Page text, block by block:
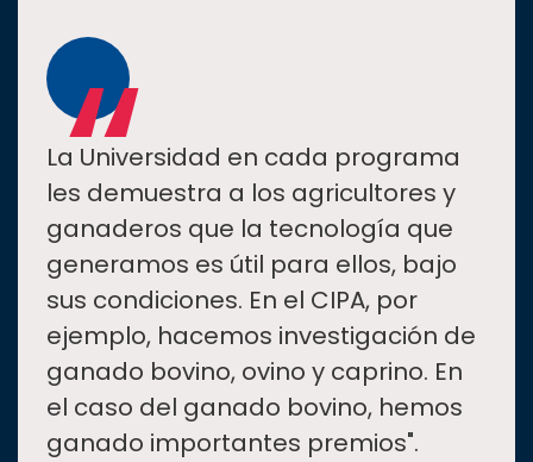
“
La Universidad en cada programa
les demuestra a los agricultores y
ganaderos que la tecnología que
generamos es útil para ellos, bajo
sus condiciones. En el CIPA, por
ejemplo, hacemos investigación de
ganado bovino, ovino y caprino. En
el caso del ganado bovino, hemos
ganado importantes premios".